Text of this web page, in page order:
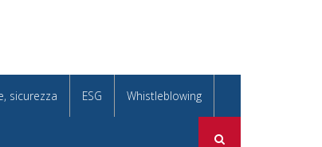
sicurezza ESG Whistleblowing